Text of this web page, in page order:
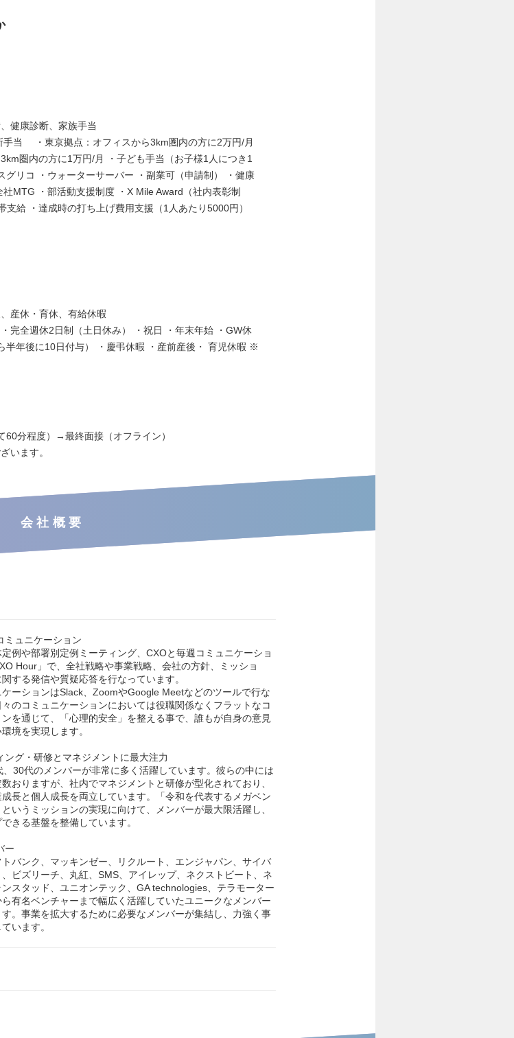
健康診断、家族手当
手当 ・東京拠点：オフィスから3km圏内の方に2万円/月
圏内の方に1万円/月 ・子ども手当（お子様1人につき1
グリコ ・ウォーターサーバー ・副業可（申請制） ・健康
MTG ・部活動支援制度 ・X Mile Award（社内表彰制
支給 ・達成時の打ち上げ費用支援（1人あたり5000円）
産休・育休、有給休暇
完全週休2日制（土日休み） ・祝日 ・年末年始 ・GW休
半年後に10日付与） ・慶弔休暇 ・産前産後・ 育児休暇 ※
60分程度）→最終面接（オフライン）
います。
会社概要
ミュニケーション
例や部署別定例ミーティング、CXOと毎週コミュニケーショ
Hour」で、全社戦略や事業戦略、会社の方針、ミッショ
する発信や質疑応答を行なっています。
ーションはSlack、ZoomやGoogle Meetなどのツールで行な
のコミュニケーションにおいては役職関係なくフラットなコ
ンを通じて、「心理的安全」を整える事で、誰もが自身の意見
境を実現します。
ング・研修とマネジメントに最大注力
、30代のメンバーが非常に多く活躍しています。彼らの中には
おりますが、社内でマネジメントと研修が型化されており、
長と個人成長を両立しています。「令和を代表するメガベン
いうミッションの実現に向けて、メンバーが最大限活躍し、
きる基盤を整備しています。
ー
バンク、マッキンゼー、リクルート、エンジャパン、サイバ
ビズリーチ、丸紅、SMS、アイレップ、ネクストビート、ネ
スタッド、ユニオンテック、GA technologies、テラモーター
有名ベンチャーまで幅広く活躍していたユニークなメンバー
。事業を拡大するために必要なメンバーが集結し、力強く事
います。